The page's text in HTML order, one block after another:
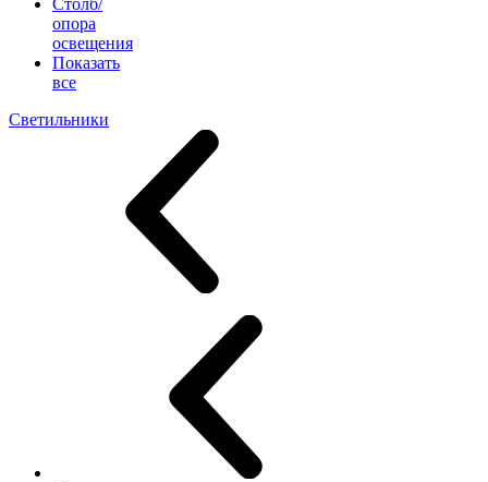
Столб/
опора
освещения
Показать
все
Светильники